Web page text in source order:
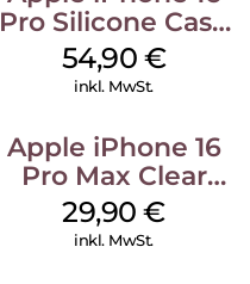
Pro Silicone Case
MagSafe Black
54,90 €
inkl. MwSt.
Apple iPhone 16
Pro Max Clear
Case MagSafe
Transparent
29,90€
inkl. MwSt.